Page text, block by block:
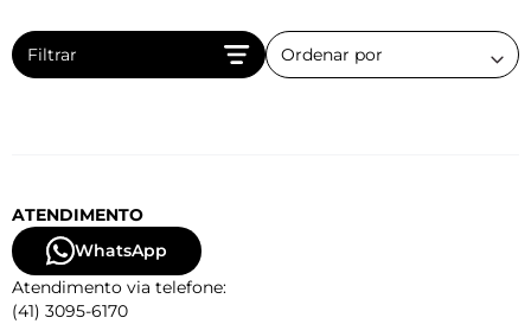
Filtrar
ATENDIMENTO
WhatsApp
Atendimento via telefone:
(41) 3095-6170